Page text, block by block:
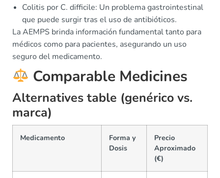
Colitis por C. difficile: Un problema gastrointestinal
que puede surgir tras el uso de antibióticos.
La AEMPS brinda información fundamental tanto para
médicos como para pacientes, asegurando un uso
seguro del medicamento.
Comparable Medicines
Alternatives table (genérico vs.
marca)
Medicamento
Forma y
Dosis
Precio
Aproximado
(€)